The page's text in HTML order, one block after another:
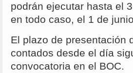
podrán ejecutar hasta el
en todo caso, el 1 de
El plazo de presentación
contados desde el día
convocatoria en el BOC.